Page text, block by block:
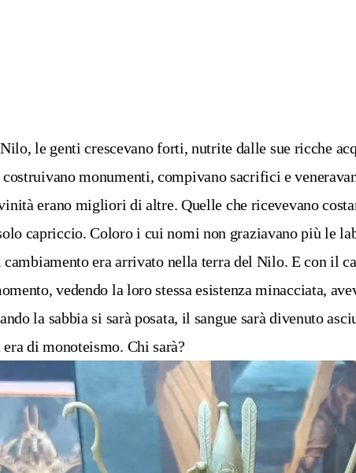
le genti crescevano forti, nutrite dalle sue ricche
monumenti, compivano sacrifici e
erano migliori di altre. Quelle che ricevevano
capriccio. Coloro i cui nomi non graziavano più le
era arrivato nella terra del Nilo. E con il
vedendo la loro stessa esistenza minacciata,
la sabbia si sarà posata, il sangue sarà divenuto
di monoteismo. Chi sarà?